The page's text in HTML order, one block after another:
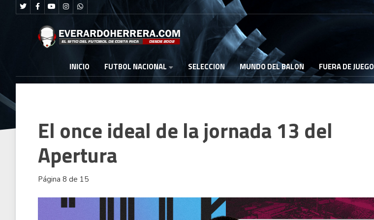
INICIO FUTBOL NACIONAL SELECCION MUNDO DEL BALON FUERA DE JUEGO
El once ideal de la jornada 13 del
Apertura
Página 8 de 15